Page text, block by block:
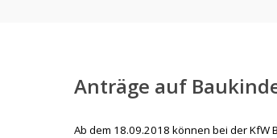
Anträge auf
Ab dem 18.09.2018 können bei der